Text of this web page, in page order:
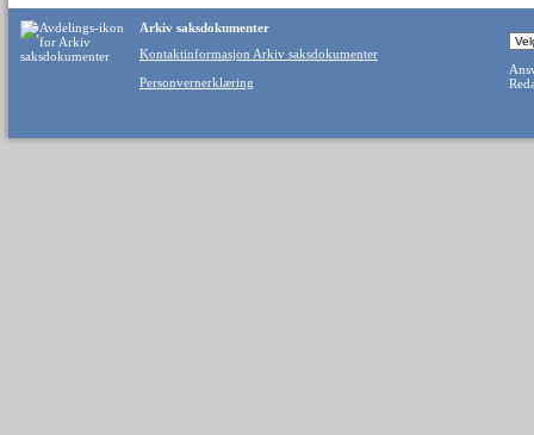
Arkiv saksdokumenter
Kontaktinformasjon Arkiv saksdokumenter
Personvernerklæring